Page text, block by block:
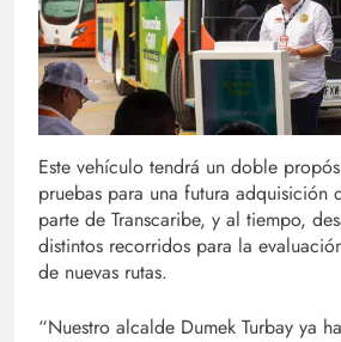
Este vehículo tendrá un doble
pruebas para una futura adquisición
parte de Transcaribe, y al tiempo,
distintos recorridos para la
de nuevas rutas.
“Nuestro alcalde Dumek Turbay ya